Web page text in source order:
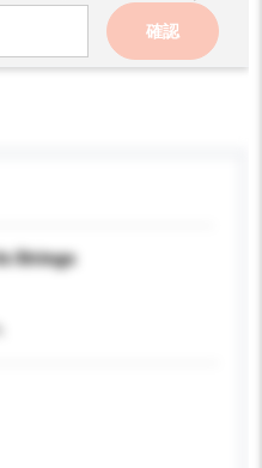
確認
Strings